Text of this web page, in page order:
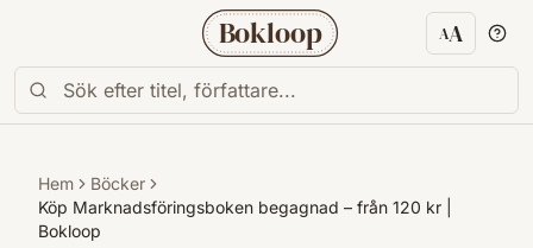
Bokloop AA
Hem
Böcker
Köp Marknadsföringsboken begagnad – från 120 kr |
Bokloop